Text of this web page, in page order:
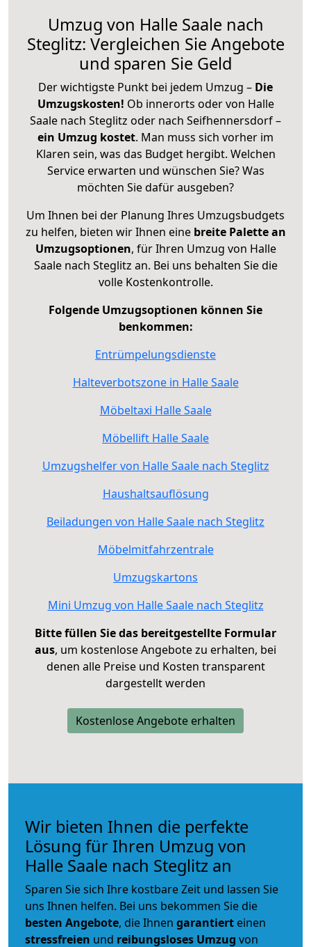
Umzug von Halle Saale nach
Steglitz: Vergleichen Sie Angebote
und sparen Sie Geld
Der wichtigste Punkt bei jedem Umzug – Die
Umzugskosten! Ob innerorts oder von Halle
Saale nach Steglitz oder nach Seifhennersdorf –
ein Umzug kostet. Man muss sich vorher im
Klaren sein, was das Budget hergibt. Welchen
Service erwarten und wünschen Sie? Was
möchten Sie dafür ausgeben?
Um Ihnen bei der Planung Ihres Umzugsbudgets
zu helfen, bieten wir Ihnen eine breite Palette an
Umzugsoptionen, für Ihren Umzug von Halle
Saale nach Steglitz an. Bei uns behalten Sie die
volle Kostenkontrolle.
Folgende Umzugsoptionen können Sie
benkommen:
Entrümpelungsdienste
Halteverbotszone in Halle Saale
Möbeltaxi Halle Saale
Möbellift Halle Saale
Umzugshelfer von Halle Saale nach Steglitz
Haushaltsauflösung
Beiladungen von Halle Saale nach Steglitz
Möbelmitfahrzentrale
Umzugskartons
Mini Umzug von Halle Saale nach Steglitz
Bitte füllen Sie das bereitgestellte Formular
aus, um kostenlose Angebote zu erhalten, bei
denen alle Preise und Kosten transparent
dargestellt werden
Kostenlose Angebote erhalten
Wir bieten Ihnen die perfekte
Lösung für Ihren Umzug von
Halle Saale nach Steglitz an
Sparen Sie sich Ihre kostbare Zeit und lassen Sie
uns Ihnen helfen. Bei uns bekommen Sie die
besten Angebote, die Ihnen garantiert einen
stressfreien und reibungsloses Umzug von